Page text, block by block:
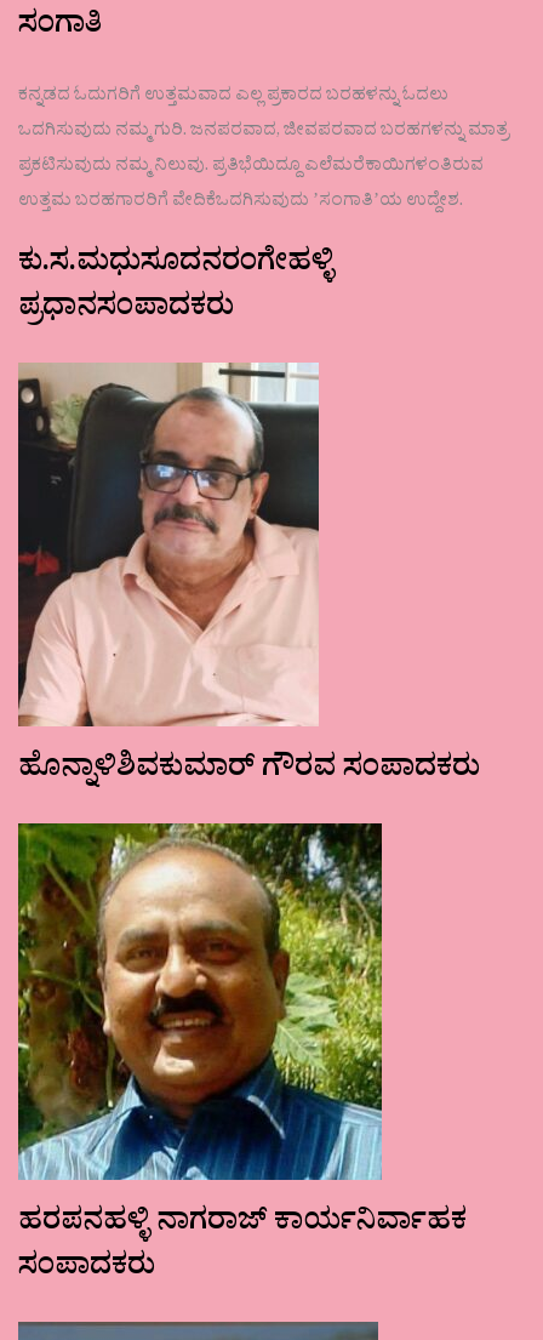
ಸಂಗಾತಿ
ಕನ್ನಡದ ಓದುಗರಿಗೆ ಉತ್ತಮವಾದ ಎಲ್ಲ ಪ್ರಕಾರದ ಬರಹಳನ್ನು ಓದಲು
ಒದಗಿಸುವುದು ನಮ್ಮ ಗುರಿ. ಜನಪರವಾದ, ಜೀವಪರವಾದ ಬರಹಗಳನ್ನು ಮಾತ್ರ
ಪ್ರಕಟಿಸುವುದು ನಮ್ಮ ನಿಲುವು. ಪ್ರತಿಭೆಯಿದ್ದೂ ಎಲೆಮರೆಕಾಯಿಗಳಂತಿರುವ
ಉತ್ತಮ ಬರಹಗಾರರಿಗೆ ವೇದಿಕೆಒದಗಿಸುವುದು ʼಸಂಗಾತಿʼಯ ಉದ್ದೇಶ.
ಕು.ಸ.ಮಧುಸೂದನರಂಗೇಹಳ್ಳಿ
ಪ್ರಧಾನಸಂಪಾದಕರು
ಹೊನ್ನಾಳಿಶಿವಕುಮಾರ್ ಗೌರವ ಸಂಪಾದಕರು
ಹರಪನಹಳ್ಳಿ ನಾಗರಾಜ್ ಕಾರ್ಯನಿರ್ವಾಹಕ
ಸಂಪಾದಕರು